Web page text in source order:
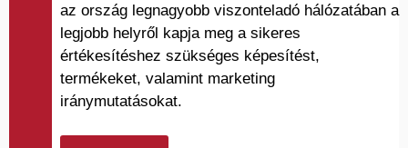
az ország legnagyobb viszonteladó hálózatában a
legjobb helyről kapja meg a sikeres
értékesítéshez szükséges képesítést,
termékeket, valamint marketing
iránymutatásokat.